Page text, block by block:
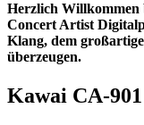
Herzlich Willkommen
Concert Artist
Klang, dem
überzeugen.
Kawai CA-